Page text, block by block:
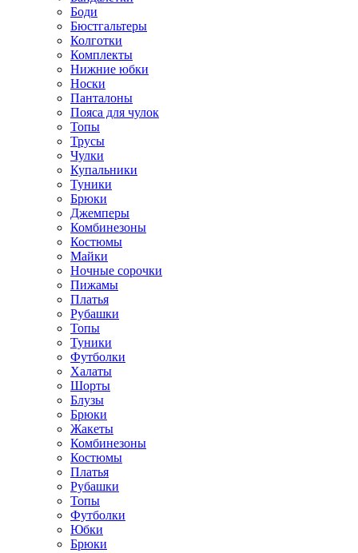
Боди
Бюстгальтеры
Колготки
Комплекты
Нижние юбки
Носки
Панталоны
Поясa для чулок
Топы
Трусы
Чулки
Купальники
Туники
Брюки
Джемперы
Комбинезоны
Костюмы
Майки
Ночные сорочки
Пижамы
Платья
Рубашки
Топы
Туники
Футболки
Халаты
Шорты
Блузы
Брюки
Жакеты
Комбинезоны
Костюмы
Платья
Рубашки
Топы
Футболки
Юбки
Брюки